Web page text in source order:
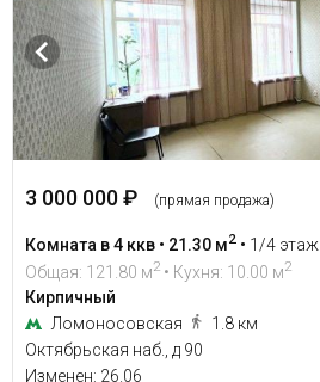
3 000 000 ₽ (прямая продажа)
Комната в 4 ккв • 21.30 м2 • 1/4 этаж
Общая: 121.80 м2 • Кухня: 10.00 м2
Кирпичный
Ломоносовская
1.8 км
Октябрьская наб., д 90
Изменен: 26.06